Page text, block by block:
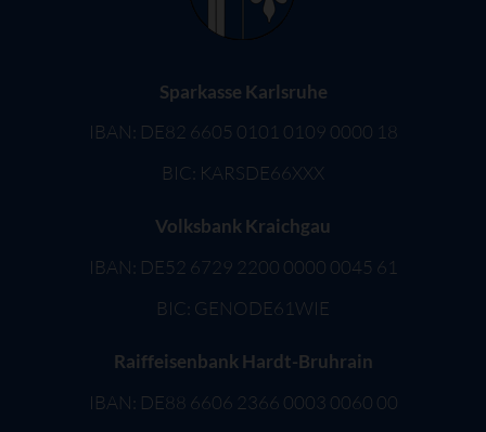
Sparkasse Karlsruhe
IBAN: DE82 6605 0101 0109 0000 18
BIC: KARSDE66XXX
Volksbank Kraichgau
IBAN: DE52 6729 2200 0000 0045 61
BIC: GENODE61WIE
Raiffeisenbank Hardt-Bruhrain
IBAN: DE88 6606 2366 0003 0060 00